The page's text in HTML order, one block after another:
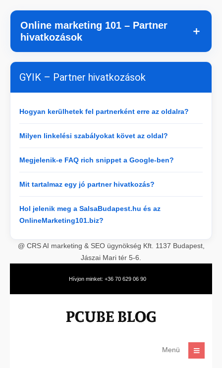
Online marketing 101 – Partner
hivatkozások
＋
GYIK – Partner hivatkozások
Hogyan kerülhetek fel partnerként erre az oldalra?
Milyen linkelési szabályokat követ az oldal?
Megjelenik-e FAQ rich snippet a Google-ben?
Mit tartalmaz egy jó partner hivatkozás?
Hol jelenik meg a SalsaBudapest.hu és az
OnlineMarketing101.biz?
@ CRS AI marketing & SEO ügynökség Kft. 1137 Budapest,
Jászai Mari tér 5-6.
Hívjon minket: +36 70 629 06 90
Menü